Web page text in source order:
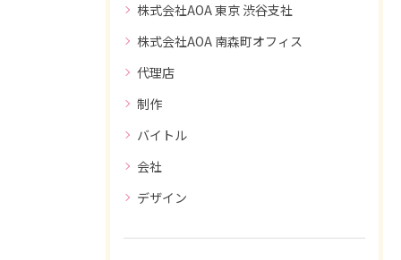
株式会社AOA 東京 渋谷支社
株式会社AOA 南森町オフィス
代理店
制作
バイトル
会社
デザイン